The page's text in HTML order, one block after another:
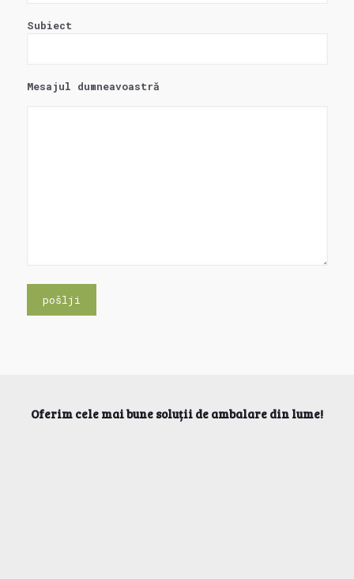
Subiect
Mesajul dumneavoastră
Oferim cele mai bune soluții de ambalare din lume!